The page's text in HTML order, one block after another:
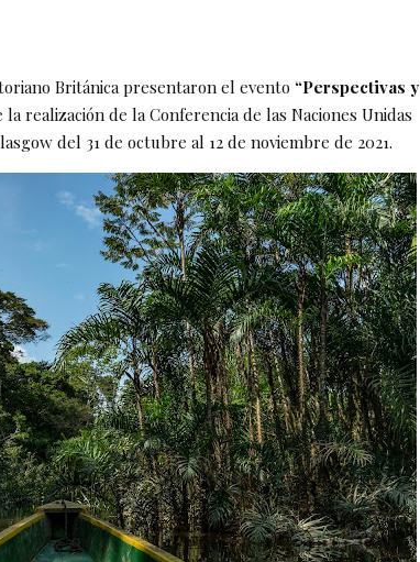
Británica presentaron el evento “Perspectivas y
realización de la Conferencia de las Naciones Unidas
del 31 de octubre al 12 de noviembre de 2021.